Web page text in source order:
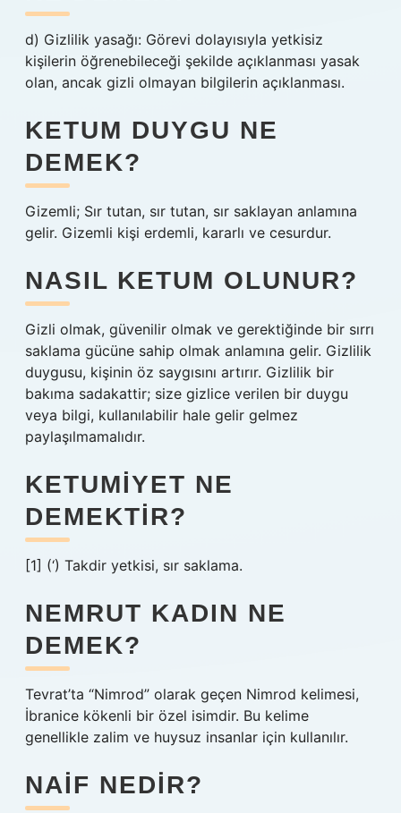
d) Gizlilik yasağı: Görevi dolayısıyla yetkisiz
kişilerin öğrenebileceği şekilde açıklanması yasak
olan, ancak gizli olmayan bilgilerin açıklanması.
KETUM DUYGU NE
DEMEK?
Gizemli; Sır tutan, sır tutan, sır saklayan anlamına
gelir. Gizemli kişi erdemli, kararlı ve cesurdur.
NASIL KETUM OLUNUR?
Gizli olmak, güvenilir olmak ve gerektiğinde bir sırrı
saklama gücüne sahip olmak anlamına gelir. Gizlilik
duygusu, kişinin öz saygısını artırır. Gizlilik bir
bakıma sadakattir; size gizlice verilen bir duygu
veya bilgi, kullanılabilir hale gelir gelmez
paylaşılmamalıdır.
KETUMIYET NE
DEMEKTIR?
[1] (‘) Takdir yetkisi, sır saklama.
NEMRUT KADIN NE
DEMEK?
Tevrat’ta “Nimrod” olarak geçen Nimrod kelimesi,
İbranice kökenli bir özel isimdir. Bu kelime
genellikle zalim ve huysuz insanlar için kullanılır.
NAIF NEDIR?